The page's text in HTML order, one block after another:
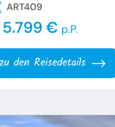
ART409
5.799 € p.P.
zu den Reisedetails